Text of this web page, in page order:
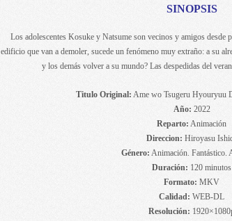
SINOPSIS
Los adolescentes Kosuke y Natsume son vecinos y amigos desde
edificio que van a demoler, sucede un fenómeno muy extraño: a su
y los demás volver a su mundo? Las despedidas del
Titulo Original: Ame wo Tsugeru Hyouryuu
Año: 2022
Reparto: Animación
Direccion: Hiroyasu
Género: Animación. Fantástico.
Duración: 120 minutos
Formato: MKV
Calidad: WEB-DL
Resolución: